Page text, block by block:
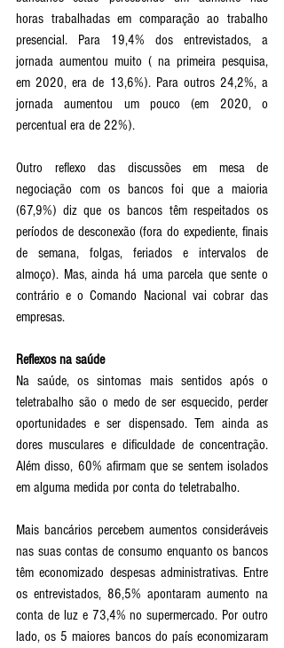
horas trabalhadas em comparação ao trabalho
presencial. Para 19,4% dos entrevistados, a
jornada aumentou muito ( na primeira pesquisa,
em 2020, era de 13,6%). Para outros 24,2%, a
jornada aumentou um pouco (em 2020, o
percentual era de 22%).
Outro reflexo das discussões em mesa de
negociação com os bancos foi que a maioria
(67,9%) diz que os bancos têm respeitados os
períodos de desconexão (fora do expediente, finais
de semana, folgas, feriados e intervalos de
almoço). Mas, ainda há uma parcela que sente o
contrário e o Comando Nacional vai cobrar das
empresas.
Reflexos na saúde
Na saúde, os sintomas mais sentidos após o
teletrabalho são o medo de ser esquecido, perder
oportunidades e ser dispensado. Tem ainda as
dores musculares e dificuldade de concentração.
Além disso, 60% afirmam que se sentem isolados
em alguma medida por conta do teletrabalho.
Mais bancários percebem aumentos consideráveis
nas suas contas de consumo enquanto os bancos
têm economizado despesas administrativas. Entre
os entrevistados, 86,5% apontaram aumento na
conta de luz e 73,4% no supermercado. Por outro
lado, os 5 maiores bancos do país economizaram